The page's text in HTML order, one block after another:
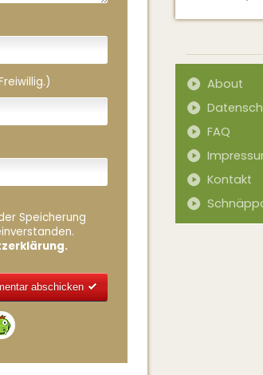
Speicherung
About
FAQ
Kontakt